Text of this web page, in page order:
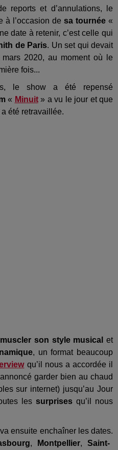
reports et d’annulations, le
à l’occasion de sa tournée «
date à retenir, c’est celle qui
de Paris. Un set qui devait
2020, au moment où le
fois...
le show a été repensé
« Minuit» a vu le jour et que
été retravaillée.
muscler son style musical et
, un format beaucoup
qu’il nous a accordée il
garder bien au chaud
sur internet) jusqu’au Jour
les surprises qu’il nous
ensuite enchaîner les dates.
, Montpellier,Saint-